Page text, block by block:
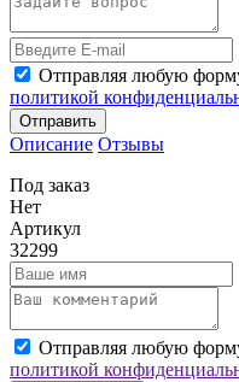
Отправляя любую
политикой
Отправить
Описание Отзывы
Под заказ
Нет
Артикул
32299
Отправляя любую
политикой